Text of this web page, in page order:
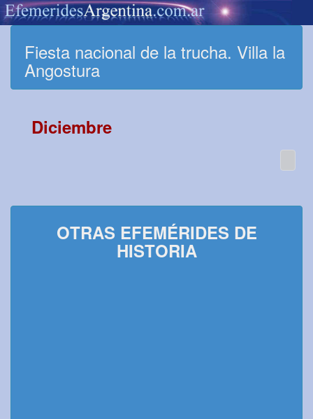
Fiesta nacional de la trucha. Villa la
Angostura
Diciembre
OTRAS EFEMÉRIDES DE
HISTORIA